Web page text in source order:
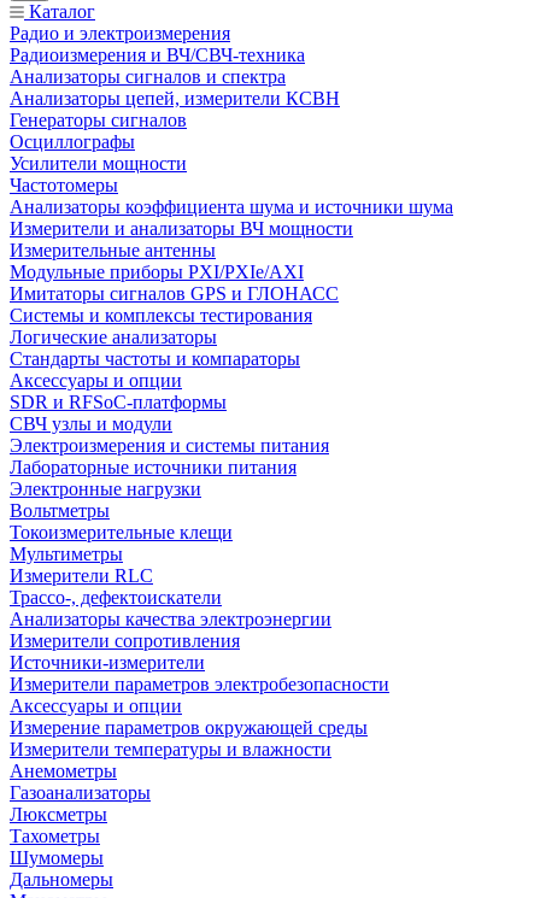
Каталог
Радио и электроизмерения
Радиоизмерения и ВЧ/СВЧ-техника
Анализаторы сигналов и спектра
Анализаторы цепей, измерители КСВН
Генераторы сигналов
Осциллографы
Усилители мощности
Частотомеры
Анализаторы коэффициента шума и источники шума
Измерители и анализаторы ВЧ мощности
Измерительные антенны
Модульные приборы PXI/PXIe/AXI
Имитаторы сигналов GPS и ГЛОНАСС
Системы и комплексы тестирования
Логические анализаторы
Стандарты частоты и компараторы
Аксессуары и опции
SDR и RFSoC‑платформы
СВЧ узлы и модули
Электроизмерения и системы питания
Лабораторные источники питания
Электронные нагрузки
Вольтметры
Токоизмерительные клещи
Мультиметры
Измерители RLC
Трассо-, дефектоискатели
Анализаторы качества электроэнергии
Измерители сопротивления
Источники-измерители
Измерители параметров электробезопасности
Аксессуары и опции
Измерение параметров окружающей среды
Измерители температуры и влажности
Анемометры
Газоанализаторы
Люксметры
Тахометры
Шумомеры
Дальномеры